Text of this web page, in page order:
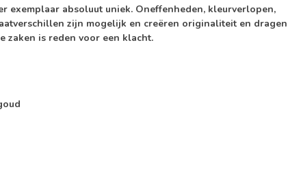
exemplaar absoluut uniek. Oneffenheden, kleurverlopen,
zijn mogelijk en creëren originaliteit en dragen
zaken is reden voor een klacht.